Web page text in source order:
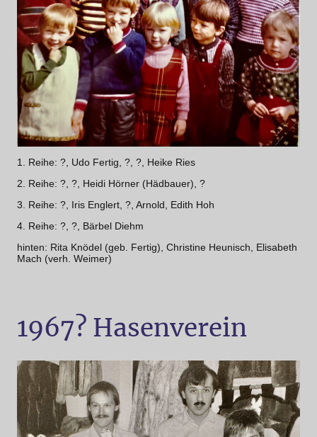
1. Reihe: ?, Udo Fertig, ?, ?, Heike Ries
2. Reihe: ?, ?, Heidi Hörner (Hädbauer), ?
3. Reihe: ?, Iris Englert, ?, Arnold, Edith Hoh
4. Reihe: ?, ?, Bärbel Diehm
hinten: Rita Knödel (geb. Fertig), Christine Heunisch, Elisabeth
Mach (verh. Weimer)
1967? Hasenverein